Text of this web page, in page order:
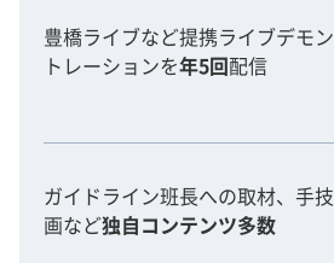
豊橋ライブなど提携ライブデモン
トレーションを年5回 配信
ガイドライン班長への取材、手
画など独自コンテンツ多数